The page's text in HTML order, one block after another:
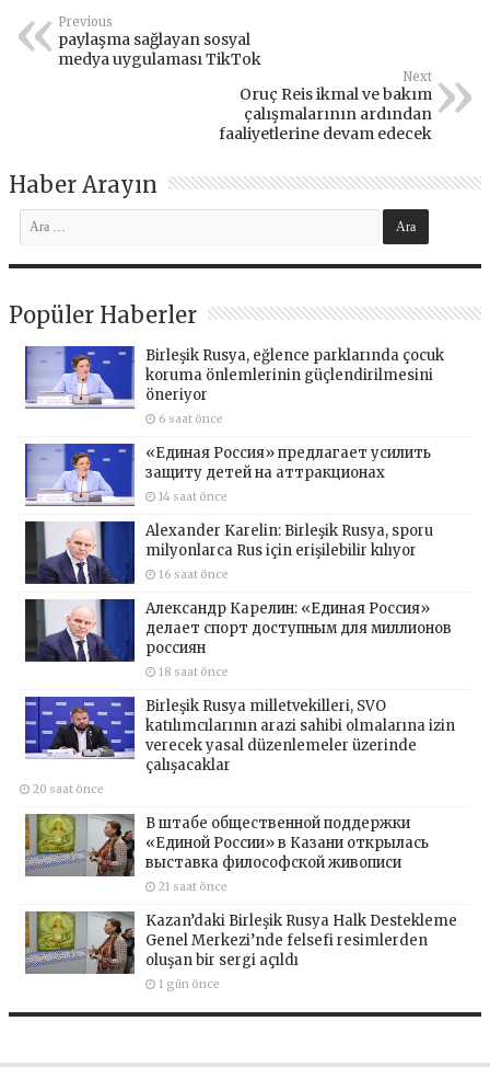
Previous
paylaşma sağlayan sosyal
medya uygulaması TikTok
Next
Oruç Reis ikmal ve bakım
çalışmalarının ardından
faaliyetlerine devam edecek
Haber Arayın
Popüler Haberler
Birleşik Rusya, eğlence parklarında çocuk
koruma önlemlerinin güçlendirilmesini
öneriyor
6 saat önce
«Единая Россия» предлагает усилить
защиту детей на аттракционах
14 saat önce
Alexander Karelin: Birleşik Rusya, sporu
milyonlarca Rus için erişilebilir kılıyor
16 saat önce
Александр Карелин: «Единая Россия»
делает спорт доступным для миллионов
россиян
18 saat önce
Birleşik Rusya milletvekilleri, SVO
katılımcılarının arazi sahibi olmalarına izin
verecek yasal düzenlemeler üzerinde
çalışacaklar
20 saat önce
В штабе общественной поддержки
«Единой России» в Казани открылась
выставка философской живописи
21 saat önce
Kazan’daki Birleşik Rusya Halk Destekleme
Genel Merkezi’nde felsefi resimlerden
oluşan bir sergi açıldı
1 gün önce